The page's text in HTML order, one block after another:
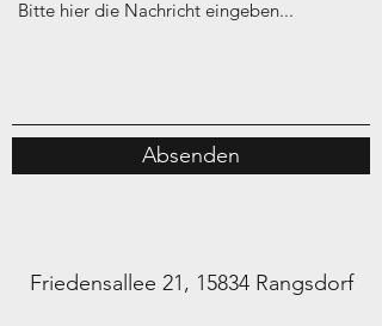
Absenden
Friedensallee 21, 15834 Rangsdorf